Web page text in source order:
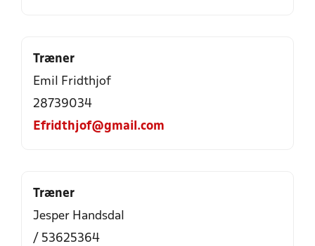
Træner
Emil Fridthjof
28739034
Efridthjof@gmail.com
Træner
Jesper Handsdal
/ 53625364